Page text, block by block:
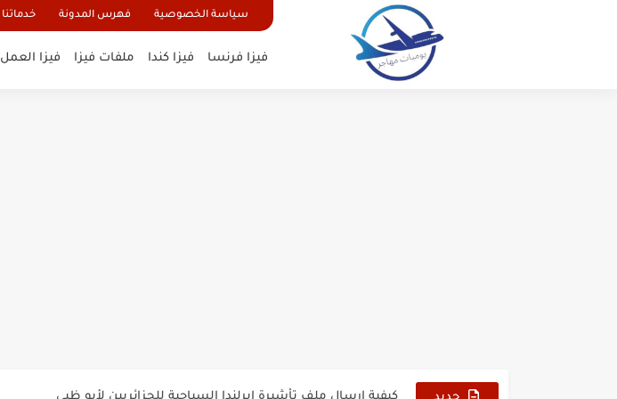
سياسة الخصوصية فهرس المدونة خدماتنا
فيزا فرنسا فيزا كندا ملفات فيزا فيزا العمل